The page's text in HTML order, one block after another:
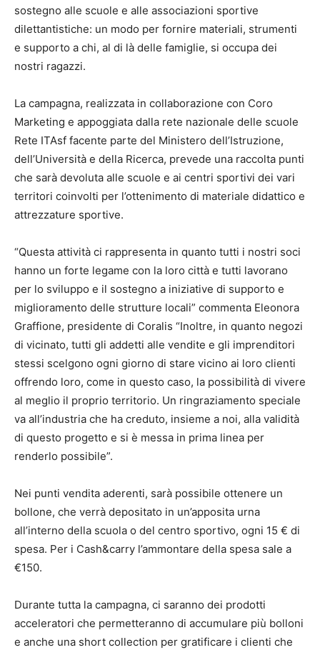
sostegno alle scuole e alle associazioni sportive
dilettantistiche: un modo per fornire materiali, strumenti
e supporto a chi, al di là delle famiglie, si occupa dei
nostri ragazzi.
La campagna, realizzata in collaborazione con Coro
Marketing e appoggiata dalla rete nazionale delle scuole
Rete ITAsf facente parte del Ministero dell’Istruzione,
dell’Università e della Ricerca, prevede una raccolta punti
che sarà devoluta alle scuole e ai centri sportivi dei vari
territori coinvolti per l’ottenimento di materiale didattico e
attrezzature sportive.
“Questa attività ci rappresenta in quanto tutti i nostri soci
hanno un forte legame con la loro città e tutti lavorano
per lo sviluppo e il sostegno a iniziative di supporto e
miglioramento delle strutture locali” commenta Eleonora
Graffione, presidente di Coralis “Inoltre, in quanto negozi
di vicinato, tutti gli addetti alle vendite e gli imprenditori
stessi scelgono ogni giorno di stare vicino ai loro clienti
offrendo loro, come in questo caso, la possibilità di vivere
al meglio il proprio territorio. Un ringraziamento speciale
va all’industria che ha creduto, insieme a noi, alla validità
di questo progetto e si è messa in prima linea per
renderlo possibile”.
Nei punti vendita aderenti, sarà possibile ottenere un
bollone, che verrà depositato in un’apposita urna
all’interno della scuola o del centro sportivo, ogni 15 € di
spesa. Per i Cash&carry l’ammontare della spesa sale a
€150.
Durante tutta la campagna, ci saranno dei prodotti
acceleratori che permetteranno di accumulare più bolloni
e anche una short collection per gratificare i clienti che